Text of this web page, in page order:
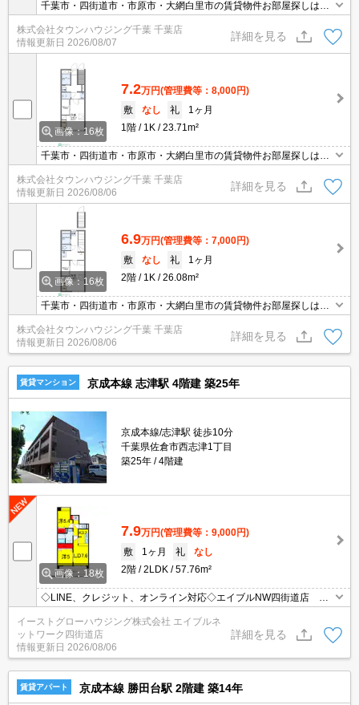
千葉市・四街道市・市原市・大網白里市の賃貸物件お部屋探しはタ
ウンハウジング稲毛店にお任せ下さい！
株式会社タウンハウジング千葉 千葉店
情報更新日 2026/08/07
詳細を見る
画像：16枚
7.2万円(管理費等：8,000円)
敷
なし 礼
1ヶ月
1階
1K 23.71m²
千葉市・四街道市・市原市・大網白里市の賃貸物件お部屋探しはタ
ウンハウジング稲毛店にお任せ下さい！
株式会社タウンハウジング千葉 千葉店
情報更新日 2026/08/06
詳細を見る
画像：16枚
6.9万円(管理費等：7,000円)
敷
なし 礼
1ヶ月
2階
1K 26.08m²
千葉市・四街道市・市原市・大網白里市の賃貸物件お部屋探しはタ
ウンハウジング稲毛店にお任せ下さい！
株式会社タウンハウジング千葉 千葉店
情報更新日 2026/08/06
詳細を見る
賃貸マンション 京成本線 志津駅 4階建 築25年
京成本線/志津駅 徒歩10分
千葉県佐倉市西志津1丁目
築25年
4階建
画像：18枚
7.9万円(管理費等：9,000円)
敷
1ヶ月 礼
なし
2階
2LDK 57.76m²
◇LINE、クレジット、オンライン対応◇エイブルNW四街道店 経
済的な都市ガス使用。エレベーター1基付き。買い物便利。宅配ボ
ックス。TVインターフォン
イーストグローハウジング株式会社 エイブルネ
ットワーク四街道店
情報更新日 2026/08/06
詳細を見る
賃貸アパート 京成本線 勝田台駅 2階建 築14年